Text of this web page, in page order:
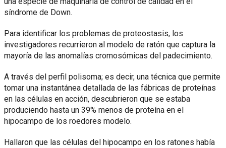
síndrome de Down.
Para identificar los problemas de proteostasis, los
investigadores recurrieron al modelo de ratón que captura la
mayoría de las anomalías cromosómicas del padecimiento.
A través del perfil polisoma; es decir, una técnica que permite
tomar una instantánea detallada de las fábricas de proteínas
en las células en acción, descubrieron que se estaba
produciendo hasta un 39% menos de proteína en el
hipocampo de los roedores modelo.
Hallaron que las células del hipocampo en los ratones había